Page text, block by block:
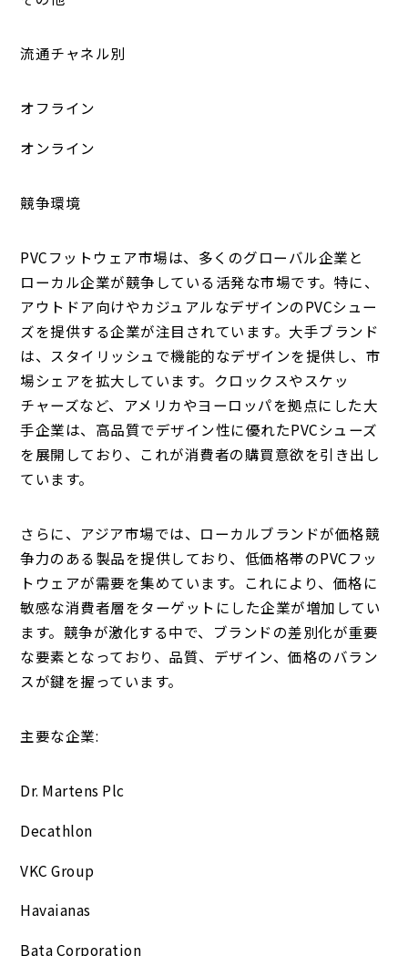
流通チャネル別
オフライン
オンライン
競争環境
PVCフットウェア市場は、多くのグローバル企業と
ローカル企業が競争している活発な市場です。特に、
アウトドア向けやカジュアルなデザインのPVCシュー
ズを提供する企業が注目されています。大手ブランド
は、スタイリッシュで機能的なデザインを提供し、市
場シェアを拡大しています。クロックスやスケッ
チャーズなど、アメリカやヨーロッパを拠点にした大
手企業は、高品質でデザイン性に優れたPVCシューズ
を展開しており、これが消費者の購買意欲を引き出し
ています。
さらに、アジア市場では、ローカルブランドが価格競
争力のある製品を提供しており、低価格帯のPVCフッ
トウェアが需要を集めています。これにより、価格に
敏感な消費者層をターゲットにした企業が増加してい
ます。競争が激化する中で、ブランドの差別化が重要
な要素となっており、品質、デザイン、価格のバラン
スが鍵を握っています。
主要な企業:
Dr. Martens Plc
Decathlon
VKC Group
Havaianas
Bata Corporation